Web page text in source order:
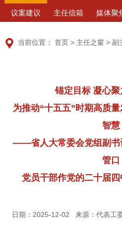
议案建议 主任信箱 媒体聚
当前位置：首页 > 主任之窗 >副
锚定目标 凝心
为推动“十五五”时期高质
智慧
——省人大常委会党组副书
管口
党员干部作党的二十届
日期：2025-12-02 来源：代表工